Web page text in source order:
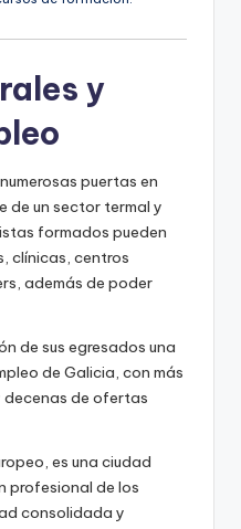
y
puertas en
de un sector termal y
formados pueden
clínicas, centros
además de poder
de sus egresados una
de Galicia, con más
de ofertas
es una ciudad
profesional de los
consolidada y